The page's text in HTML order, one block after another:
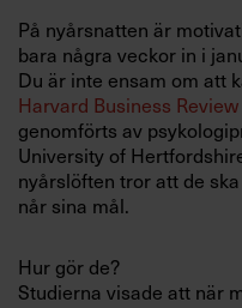
Villkor och policy för
Sök
efter:
På nyårsnatten är
bara några veckor in i
Du är inte ensam om att
Harvard Business Review
genomförts av
University of
nyårslöften tror att de
når sina mål.
Hur gör de?
Studierna visade att när